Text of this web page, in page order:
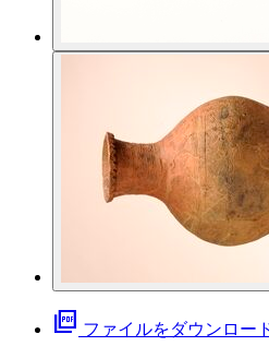
picture_as_pdf ファイルをダウンロー